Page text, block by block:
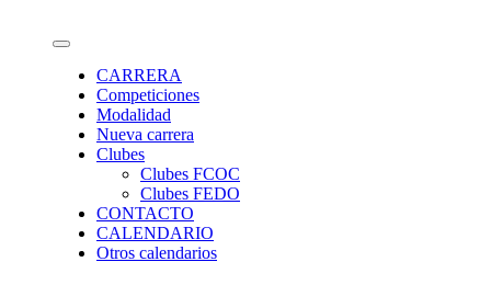
CARRERA
Competiciones
Modalidad
Nueva carrera
Clubes
Clubes FCOC
Clubes FEDO
CONTACTO
CALENDARIO
Otros calendarios